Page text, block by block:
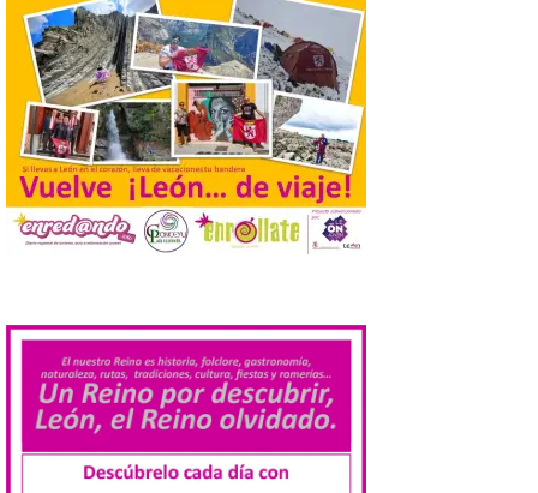
observar el eclipse con seguridad León, 7
de agosto de 2026. La programación […]
Laciana comienza su
programación para
disfrutar el eclipse total
del 12 de agosto
7 Ago 2026
pudo disfrutar de un
planetario que se instaló
en el polideportivo municipal, con pases
de mañana dedicados preferentemente al
público infantil y, el resto del […]
Más de 200.000 jóvenes